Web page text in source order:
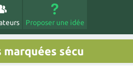
Proposer une idée
sécu